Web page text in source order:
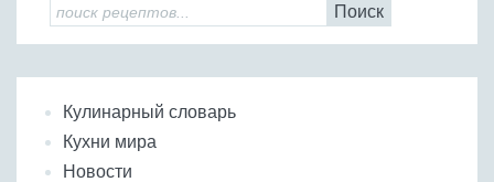
Поиск
Кулинарный словарь
Кухни мира
Новости